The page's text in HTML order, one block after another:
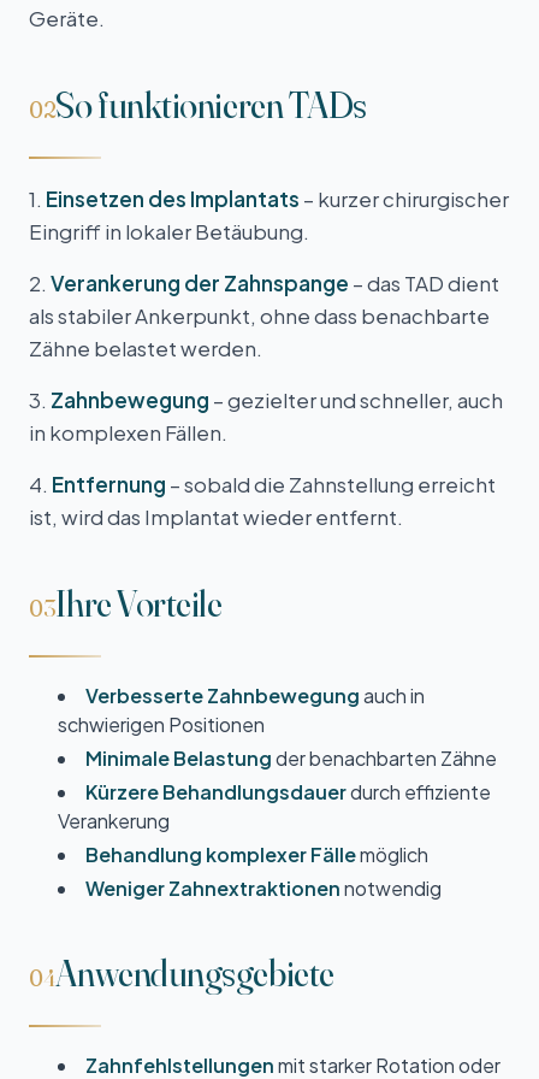
Geräte.
02So funktionieren TADs
1. Einsetzen des Implantats – kurzer chirurgischer
Eingriff in lokaler Betäubung.
2. Verankerung der Zahn­spange – das TAD dient
als stabiler Anker­punkt, ohne dass benachbarte
Zähne belastet werden.
3. Zahn­bewegung – gezielter und schneller, auch
in komplexen Fällen.
4. Entfernung – sobald die Zahn­stellung erreicht
ist, wird das Implantat wieder entfernt.
03Ihre Vorteile
Verbesserte Zahn­bewegungauch in
schwierigen Positionen
Minimale Belastungder benachbarten Zähne
Kürzere Behandlungs­dauerdurch effiziente
Verankerung
Behandlung komplexer Fällemöglich
Weniger Zahn­extraktionennotwendig
04Anwendungs­gebiete
Zahn­fehlstellungenmit starker Rotation oder